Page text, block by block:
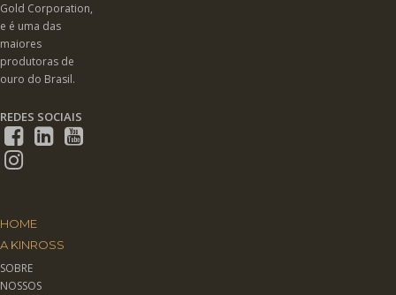
Gold Corporation,
e é uma das
maiores
produtoras de
ouro do Brasil.
REDES SOCIAIS
HOME
A KINROSS
SOBRE
NOSSOS